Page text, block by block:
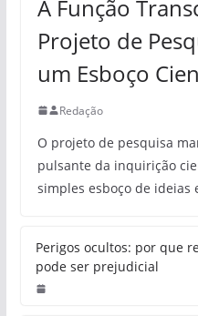
A Função
Projeto de
um Esboço
Redação
O projeto de pesquisa
pulsante da inquirição
simples esboço de ideias
Perigos ocultos: por que
pode ser prejudicial